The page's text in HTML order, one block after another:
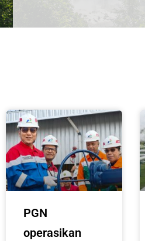
PGN
operasikan